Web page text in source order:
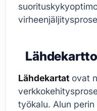
Lähdekartat ovat
työkalu. Alun